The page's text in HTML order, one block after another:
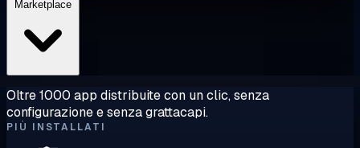
Oltre 1000 app distribuite con un clic, senza
configurazione e senza grattacapi.
PIÙ INSTALLATI